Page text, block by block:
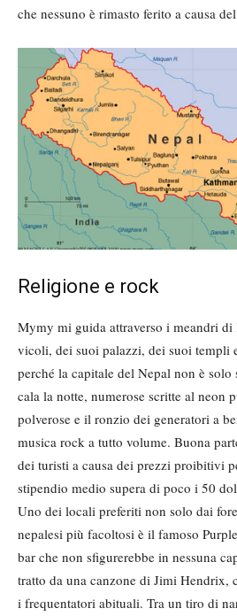
che nessuno è rimasto ferito a causa
Religione e rock
Mymy mi guida attraverso i meandri
vicoli, dei suoi palazzi, dei suoi templi
perché la capitale del Nepal non è
cala la notte, numerose scritte al neon
polverose e il ronzio dei generatori a
musica rock a tutto volume. Buona
dei turisti a causa dei prezzi proibitivi
stipendio medio supera di poco i 50
Uno dei locali preferiti non solo dai
nepalesi più facoltosi è il famoso
bar che non sfigurerebbe in nessuna
tratto da una canzone di Jimi Hendrix,
i frequentatori abituali. Tra un tiro di